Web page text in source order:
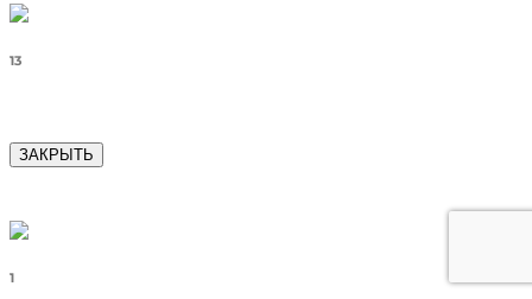
13
ЗАКРЫТЬ
1